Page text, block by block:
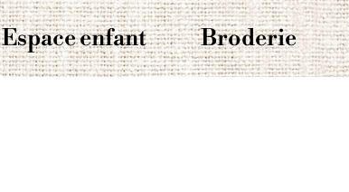
Espace enfant Broderie